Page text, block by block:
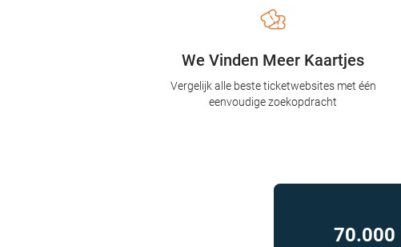
We Vinden Meer Kaartjes
Vergelijk alle beste ticketwebsites met één
eenvoudige zoekopdracht
70.000